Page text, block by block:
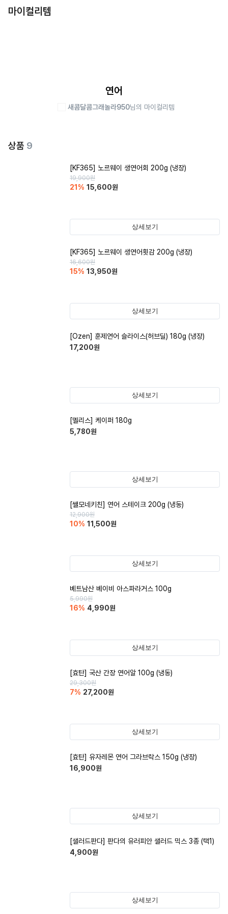
마이컬리템
연어
새콤달콤그래놀라950님의 마이컬리템
상품 9
[KF365] 노르웨이 생연어회 200g (냉장)
19,900원
21 % 15,600원
상세보기
[KF365] 노르웨이 생연어횟감 200g (냉장)
16,600원
15% 13,950원
상세보기
[Ozen] 훈제연어 슬라이스(허브딜) 180g (냉장)
17,200원
상세보기
[멜리스] 케이퍼 180g
5,780원
상세보기
[쌜모네키친] 연어 스테이크 200g (냉동)
12,900원
10% 11,500원
상세보기
베트남산 베이비 아스파라거스 100g
5,990원
16% 4,990원
상세보기
[효탄] 국산 간장 연어알 100g (냉동)
29,300원
7% 27,200원
상세보기
[효탄] 유자레몬 연어 그라브락스 150g (냉장)
16,900원
상세보기
[샐러드판다] 판다의 유러피안 샐러드 믹스 3종 (택1)
4,900원
상세보기